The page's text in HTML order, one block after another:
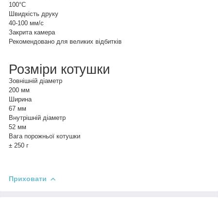
100°C
Швидкість друку
40-100 мм/с
Закрита камера
Рекомендовано для великих відбитків
Розміри котушки
Зовнішній діаметр
200 мм
Ширина
67 мм
Внутрішній діаметр
52 мм
Вага порожньої котушки
± 250 г
Приховати